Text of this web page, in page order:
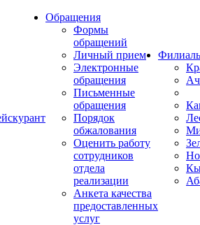
Обращения
Формы
обращений
Личный прием
Электронные
обращения
Письменные
обращения
Порядок
обжалования
Оценить работу
сотрудников
отдела
реализации
Анкета качества
предоставленных
услуг